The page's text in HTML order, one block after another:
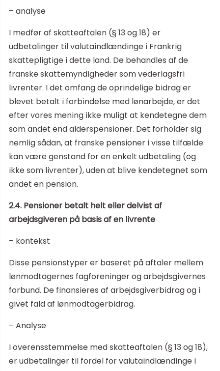
– analyse
I medfør af skatteaftalen (§ 13 og 18) er
udbetalinger til valutaindlændinge i Frankrig
skattepligtige i dette land. De behandles af de
franske skattemyndigheder som vederlagsfri
livrenter. I det omfang de oprindelige bidrag er
blevet betalt i forbindelse med lønarbejde, er det
efter vores mening ikke muligt at kendetegne dem
som andet end alderspensioner. Det forholder sig
nemlig sådan, at franske pensioner i visse tilfælde
kan være genstand for en enkelt udbetaling (og
ikke som livrenter), uden at blive kendetegnet som
andet en pension.
2.4. Pensioner betalt helt eller delvist af
arbejdsgiveren på basis af en livrente
– kontekst
Disse pensionstyper er baseret på aftaler mellem
lønmodtagernes fagforeninger og arbejdsgivernes
forbund. De finansieres af arbejdsgiverbidrag og i
givet fald af lønmodtagerbidrag.
– Analyse
I overensstemmelse med skatteaftalen (§ 13 og 18),
er udbetalinger til fordel for valutaindlændinge i